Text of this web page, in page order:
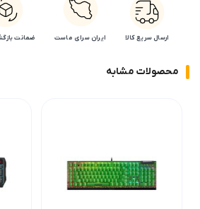
ارسال سریع کالا ایران سرای ماست ضمانت
محصولات مشابه